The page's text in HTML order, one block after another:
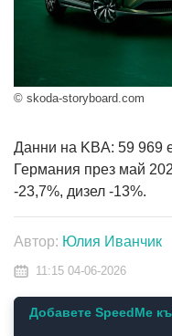
© skoda-storyboard.com
Данни на KBA: 59 969
Германия през май
-23,7%, дизел -13%.
Автор: Юлия Иванчик
11:15 04-06-2026
Добавете SpeedMe